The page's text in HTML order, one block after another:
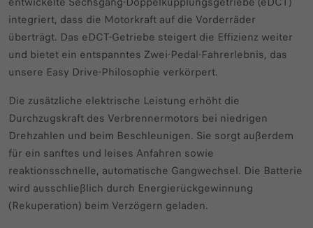
integriert, dass die Motorkraft auf die Vorderräder
überträgt. Das eDCT-Getriebe steigert die Effizienz weiter
und bietet ein entspanntes Zwei-Pedal-Fahrerlebnis, das
unsere Easy Drive-Philosophie verkörpert.
Die zusätzliche elektrische Leistung erhöht die
Durchzugskraft des Verbrennermotors bei niedrigen
Drehzahlen und beim Beschleunigen. Sie sorgt außerdem
für ein sanftes und leises Anfahren sowie
reaktionsschnelle, automatische Gangwechsel. Die Batterie
wird ausschließlich durch Energierückgewinnung
(Rekuperation) beim Verzögern geladen.